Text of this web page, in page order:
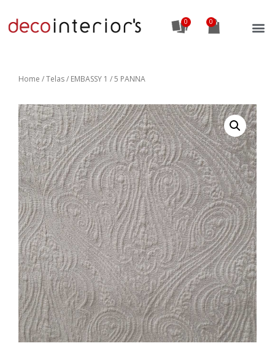
0
Home /Telas/ EMBASSY 1 / 5 PANNA